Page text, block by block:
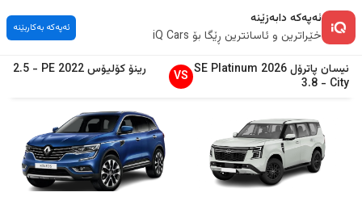
ئەپەکە دابەزێنە
خێراترین و ئاسانترین ڕێگا بۆ iQ Cars
ئەپەکە بەکاربێنە
نیسان پاترۆل2026
SE Platinum
City
-
3.8
VS رینۆکۆلیۆس2022
PE
-
2.5